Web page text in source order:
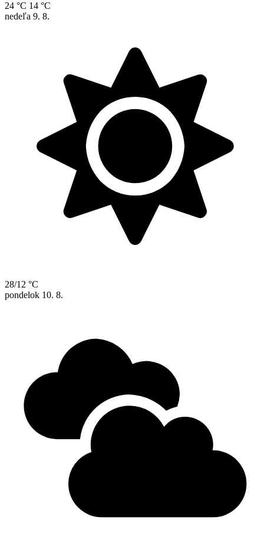
24 °C 14 °C
nedeľa 9. 8.
28/12 °C
pondelok 10. 8.